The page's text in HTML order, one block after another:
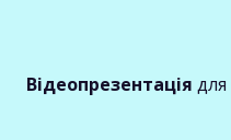
Відеопрезентація для